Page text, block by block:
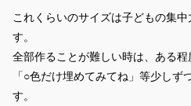
これくらいのサイズは子どもの集
す。
全部作ることが難しい時は、ある程
「○色だけ埋めてみてね」等少しず
す。